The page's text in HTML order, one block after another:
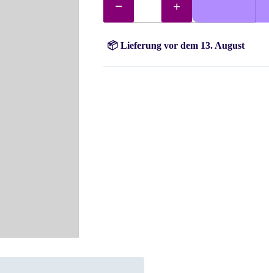
415
Steine
Menge
📦 Lieferung vor dem 13. August